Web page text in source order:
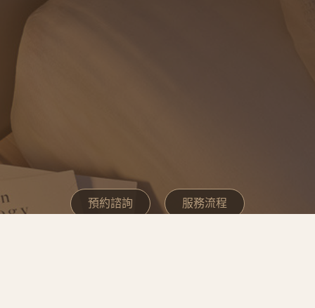
預約諮詢 服務流程